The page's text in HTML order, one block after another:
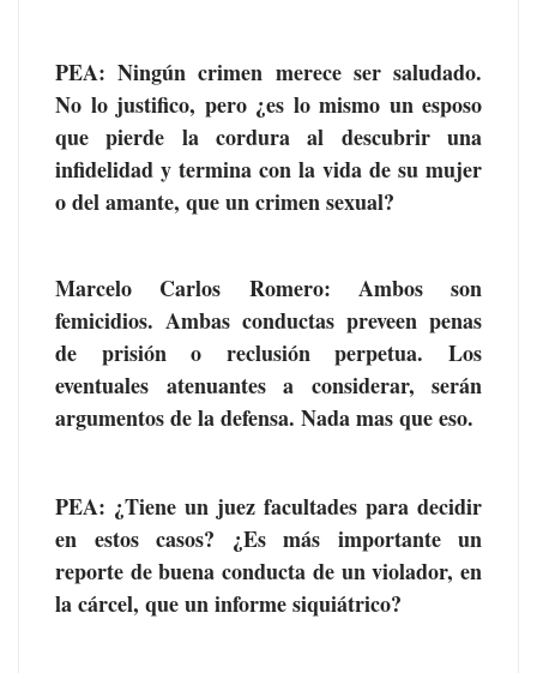
PEA: Ningún crimen merece ser saludado.
No lo justifico, pero ¿es lo mismo un esposo
que pierde la cordura al descubrir una
infidelidad y termina con la vida de su mujer
o del amante, que un crimen sexual?
Marcelo Carlos Romero: Ambos son
femicidios. Ambas conductas preveen penas
de prisión o reclusión perpetua. Los
eventuales atenuantes a considerar, serán
argumentos de la defensa. Nada mas que eso.
PEA: ¿Tiene un juez facultades para decidir
en estos casos? ¿Es más importante un
reporte de buena conducta de un violador, en
la cárcel, que un informe siquiátrico?